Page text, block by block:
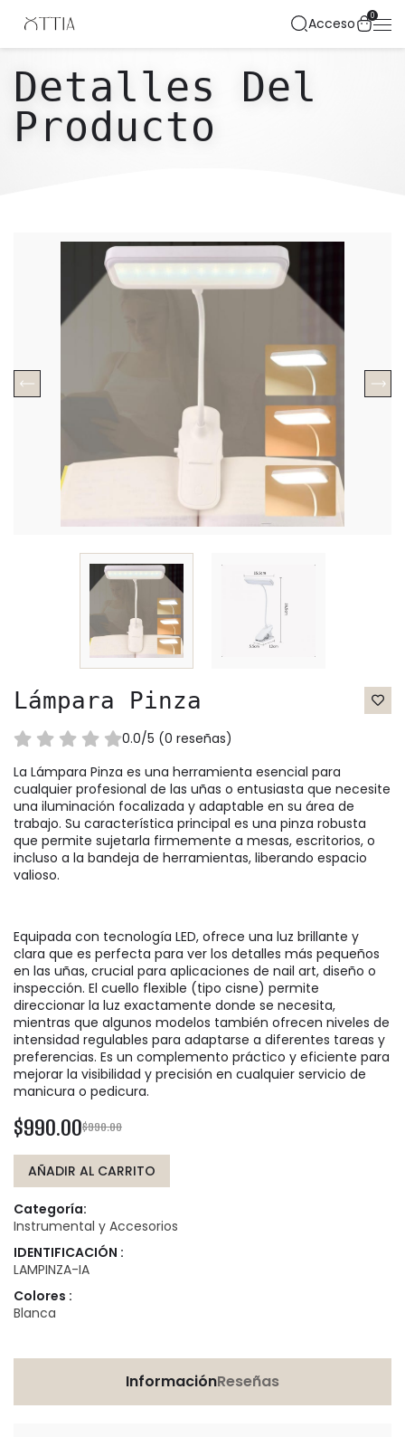
Acceso 0
Detalles Del
Producto
Lámpara Pinza
0.0/5 (0 reseñas)
La Lámpara Pinza es una herramienta esencial para
cualquier profesional de las uñas o entusiasta que necesite
una iluminación focalizada y adaptable en su área de
trabajo. Su característica principal es una pinza robusta
que permite sujetarla firmemente a mesas, escritorios, o
incluso a la bandeja de herramientas, liberando espacio
valioso.
Equipada con tecnología LED, ofrece una luz brillante y
clara que es perfecta para ver los detalles más pequeños
en las uñas, crucial para aplicaciones de nail art, diseño o
inspección. El cuello flexible (tipo cisne) permite
direccionar la luz exactamente donde se necesita,
mientras que algunos modelos también ofrecen niveles de
intensidad regulables para adaptarse a diferentes tareas y
preferencias. Es un complemento práctico y eficiente para
mejorar la visibilidad y precisión en cualquier servicio de
manicura o pedicura.
$990.00$990.00
AÑADIR AL CARRITO
Categoría:
Instrumental y Accesorios
IDENTIFICACIÓN :
LAMPINZA-IA
Colores :
Blanca
InformaciónReseñas